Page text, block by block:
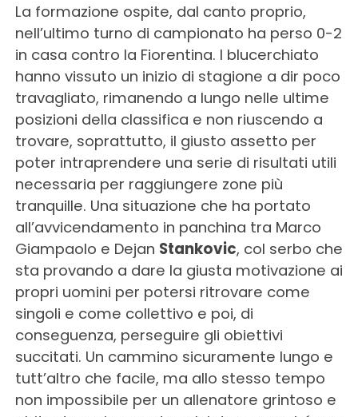
La formazione ospite, dal canto proprio,
nell’ultimo turno di campionato ha perso 0-2
in casa contro la Fiorentina. I blucerchiato
hanno vissuto un inizio di stagione a dir poco
travagliato, rimanendo a lungo nelle ultime
posizioni della classifica e non riuscendo a
trovare, soprattutto, il giusto assetto per
poter intraprendere una serie di risultati utili
necessaria per raggiungere zone più
tranquille. Una situazione che ha portato
all’avvicendamento in panchina tra Marco
Giampaolo e Dejan Stankovic, col serbo che
sta provando a dare la giusta motivazione ai
propri uomini per potersi ritrovare come
singoli e come collettivo e poi, di
conseguenza, perseguire gli obiettivi
succitati. Un cammino sicuramente lungo e
tutt’altro che facile, ma allo stesso tempo
non impossibile per un allenatore grintoso e